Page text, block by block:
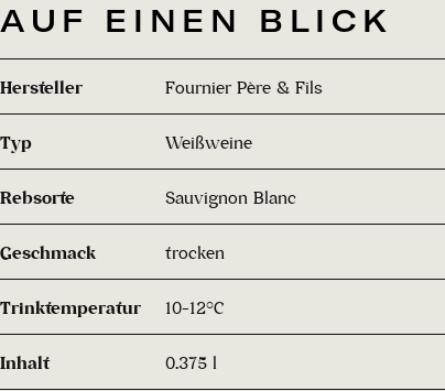
AUF EINEN BLICK
Hersteller Fournier Père & Fils
Typ Weißweine
Rebsorte Sauvignon Blanc
Geschmack trocken
Trinktemperatur 10-12°C
Inhalt 0.375 l